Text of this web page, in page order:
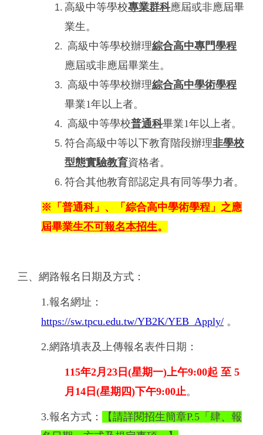
高級中等學校專業群科應屆或非應屆畢
業生。
高級中等學校辦理綜合高中專門學程
應屆或非應屆畢業生。
高級中等學校辦理綜合高中學術學程
畢業1年以上者。
高級中等學校普通科畢業1年以上者。
符合高級中等以下教育階段辦理非學校
型態實驗教育資格者。
符合其他教育部認定具有同等學力者。
※「普通科」、「綜合高中學術學程」之應
屆畢業生不可報名本招生。
三、網路報名日期及方式：
1.報名網址：
https://sw.tpcu.edu.tw/YB2K/YEB_Apply/ 。
2.網路填表及上傳報名表件日期：
115年2月23日(星期一)上午9:00起 至 5
月14日(星期四)下午9:00止。
3.報名方式：
【請詳閱招生簡章P.5「肆、報